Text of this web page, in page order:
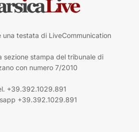
una testata di LiveCommunication
sezione stampa del tribunale di
con numero 7/2010
+39.392.1029.891
+39.392.1029.891